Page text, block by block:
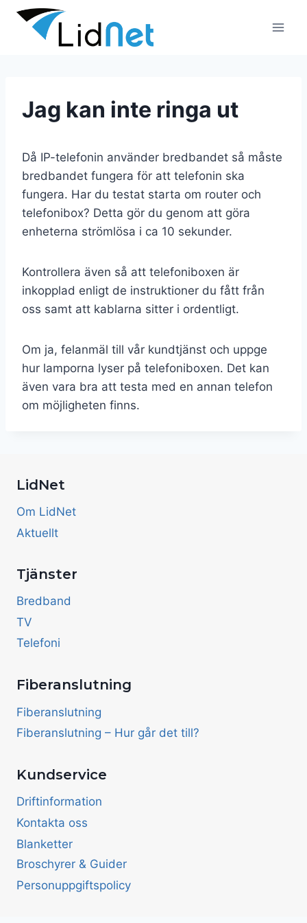
Skip
Jag kan inte ringa ut
Då IP-telefonin använder bredbandet så måste
bredbandet fungera för att telefonin ska
fungera. Har du testat starta om router och
telefonibox? Detta gör du genom att göra
enheterna strömlösa i ca 10 sekunder.
Kontrollera även så att telefoniboxen är
inkopplad enligt de instruktioner du fått från
oss samt att kablarna sitter i ordentligt.
Om ja, felanmäl till vår kundtjänst och uppge
hur lamporna lyser på telefoniboxen. Det kan
även vara bra att testa med en annan telefon
om möjligheten finns.
LidNet
Om LidNet
Aktuellt
Tjänster
Bredband
TV
Telefoni
Fiberanslutning
Fiberanslutning
Fiberanslutning – Hur går det till?
Kundservice
Driftinformation
Kontakta oss
Blanketter
Broschyrer & Guider
Personuppgiftspolicy